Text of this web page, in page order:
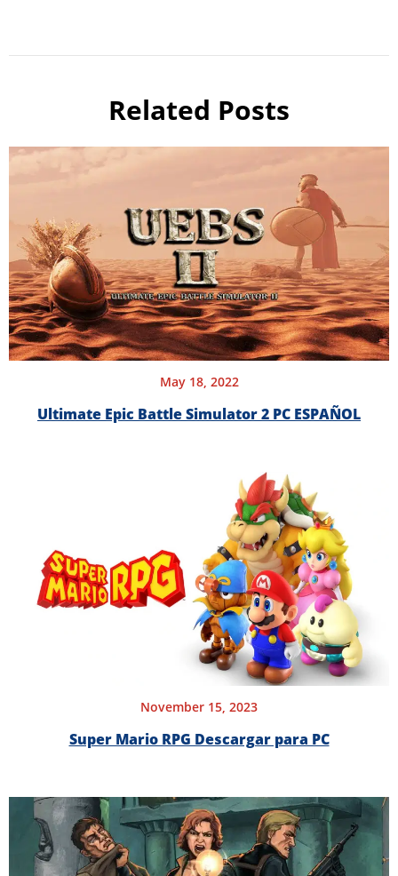
Related Posts
May 18, 2022
Ultimate Epic Battle Simulator 2 PC ESPAÑOL
November 15, 2023
Super Mario RPG Descargar para PC